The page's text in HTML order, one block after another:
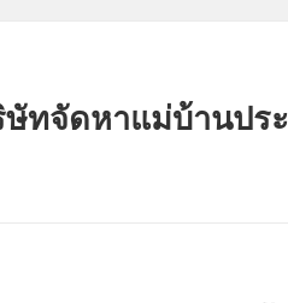
ษัทจัดหาแม่บ้านปร